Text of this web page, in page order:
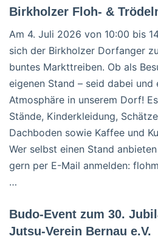
Birkholzer Floh- &
Am 4. Juli 2026 von 10:00 bis
sich der Birkholzer Dorfanger
buntes Markttreiben. Ob als
eigenen Stand – seid dabei
Atmosphäre in unserem Dorf!
Stände, Kinderkleidung,
Dachboden sowie Kaffee und
Wer selbst einen Stand
gern per E-Mail anmelden:
…
Budo-Event zum 30.
Jutsu-Verein Bernau e.V.